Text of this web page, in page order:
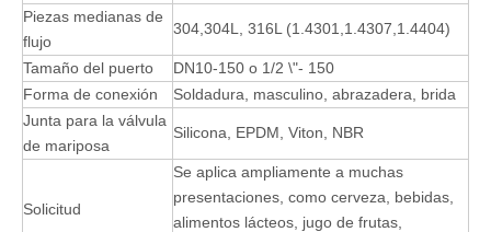
Piezas medianas de
flujo
304,304L, 316L (1.4301,1.4307,1.4404)
Tamaño del puerto
DN10-150 o 1/2 \"- 150
Forma de conexión
Soldadura, masculino, abrazadera, brida
Junta para la válvula
de mariposa
Silicona, EPDM, Viton, NBR
Solicitud
Se aplica ampliamente a muchas
presentaciones, como cerveza, bebidas,
alimentos lácteos, jugo de frutas,